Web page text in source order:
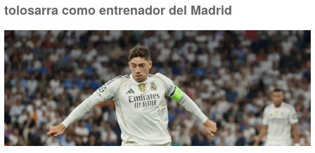
tolosarra como entrenador del Madrid